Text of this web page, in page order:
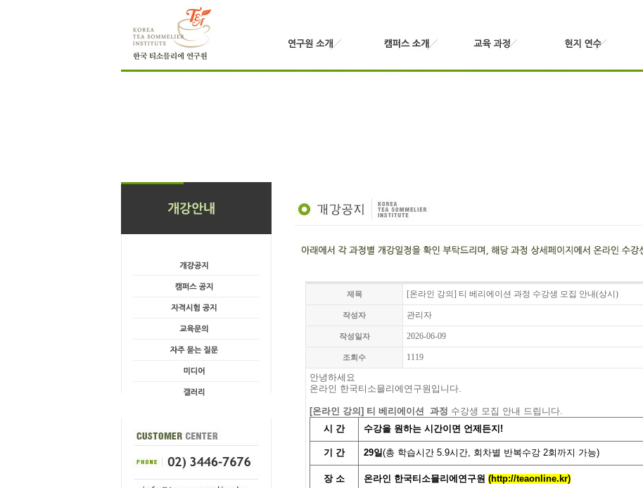
제목 [온라인 강의] 티 베리에이션 과정 수강생 모집 안내(상시)
작성자 관리자
작성일자 2026-06-09
조회수 1119
안녕하세요
온라인 한국티소믈리에연구원입니다.
[온라인 강의] 티 베리에이션 과정 수강생 모집 안내 드립니다.
시 간 수강을 원하는 시간이면 언제든지 !
기 간 29일(총 학습시간5.9시간, 회차별 반복수강2회까지 가능)
장 소 온라인 한국티소믈리에연구원 (http://teaonline.kr)